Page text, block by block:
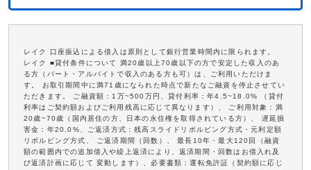
レイク 口座振込による借入は原則として銀行営業時間内に限られます。
レイク ■貸付条件について 満20歳以上70歳以下の方で安定した収入のあ
る方（パート・アルバイトで収入のある方も可）は、ご利用いただけま
す。 お取引期間中に満71歳になられた時点で新たなご融資を停止させてい
ただきます。 ご融資額：1万~500万円、貸付利率：年4.5~18.0% （貸付
利率はご契約額およびご利用残高に応じて異なります）、 ご利用対象：満
20歳~70歳（国内居住の方、日本の永住権を取得されている方）、 遅延損
害金：年20.0%、ご返済方式：残高スライドリボルビング方式・元利定額
リボルビング方式、 ご返済期間（回数）、 最長10年・最大120回（融資
額の範囲内での追加借入や繰上返済により、返済期間・回数はお借入れ及
び返済計画に応じて 変動します）、必要書類：運転免許証（契約額に応じ